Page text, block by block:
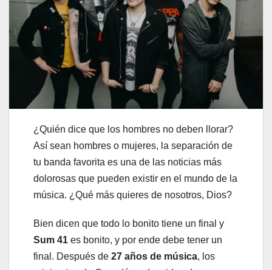
¿Quién dice que los hombres no deben llorar?
Así sean hombres o mujeres, la separación de
tu banda favorita es una de las noticias más
dolorosas que pueden existir en el mundo de la
música. ¿Qué más quieres de nosotros, Dios?
Bien dicen que todo lo bonito tiene un final y
Sum 41 es bonito, y por ende debe tener un
final. Después de 27 años de música, los